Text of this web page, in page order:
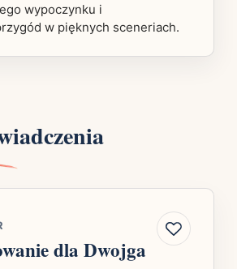
wypoczynku i
w pięknych sceneriach.
dla Dwojga